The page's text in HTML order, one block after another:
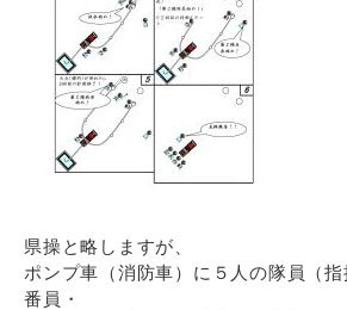
県操と略しますが、
ポンプ車（消防車）に５人の隊員（
番員・